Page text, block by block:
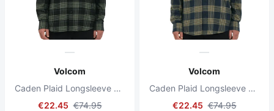
Volcom
Caden Plaid Longsleeve Shirt Black
€22.45 €74.95
Volcom
Caden Plaid Longsleeve Shirt Navy
€22.45 €74.95